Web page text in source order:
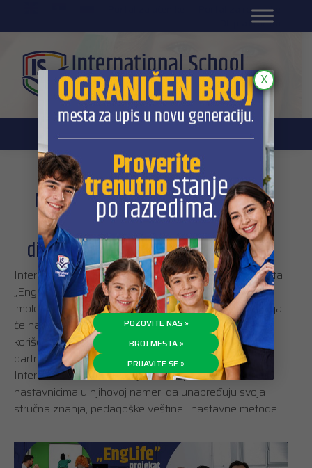
Portal za roditelje
DL platforma
Međunarodni projekat „EngLife” u
International Schoolu za jačanje
digitalnih kompetencija nastavnika
International School je učesnik međunarodnog projekta
„EngLife”, koji je podržao Erasmus+, s ciljem
implementiranja inovativne metodologije „EngLife”, koja
će nastavu engleskog jezika podići na viši nivo uz
korišćenje najmodernije tehnologije. Zajedno sa
partnerima iz Irske, Italije, Poljske, Grčke i Estonije,
International School razvija sistem podrške
nastavnicima u njihovoj nameri da unapređuju svoja
stručna znanja, pedagoške veštine i nastavne metode.
POZOVITE NAS »
BROJ MESTA »
PRIJAVITE SE »
X